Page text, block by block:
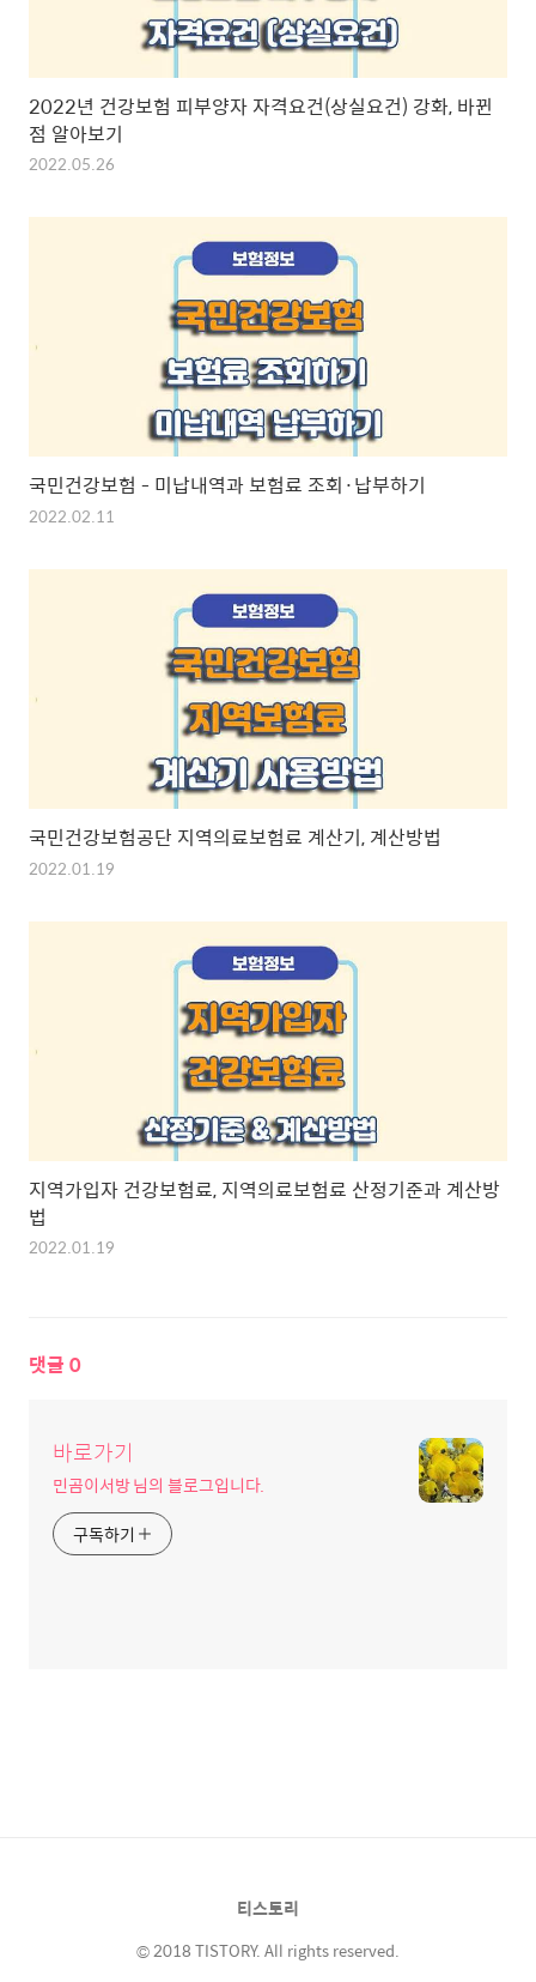
2022년 건강보험 피부양자 자격요건(상실요건) 강화, 바뀐
점 알아보기
2022.05.26
국민건강보험 - 미납내역과 보험료 조회·납부하기
2022.02.11
국민건강보험공단 지역의료보험료 계산기, 계산방법
2022.01.19
지역가입자 건강보험료, 지역의료보험료 산정기준과 계산방
법
2022.01.19
댓글 0
바로가기
민곰이서방 님의 블로그입니다.
구독하기
티스토리
© 2018 TISTORY. All rights reserved.